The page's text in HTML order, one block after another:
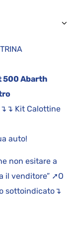
500 Abarth
Kit Calottine
auto!
non esitare a
il venditore” ➚O
sottoindicato↴